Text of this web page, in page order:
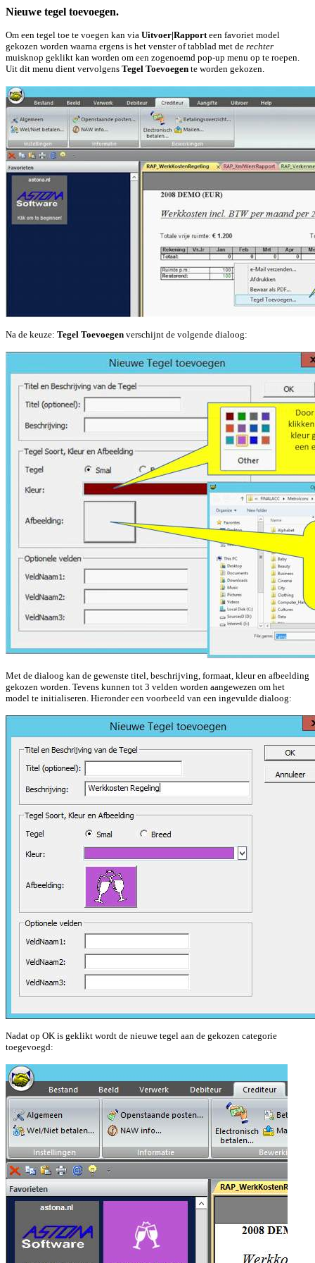
Nieuwe tegel toevoegen.
Om een tegel toe te voegen kan via Uitvoer|Rapporteen favoriet model
gekozen worden waarna ergens is het venster of tabblad met de rechter
muisknop geklikt kan worden om een zogenoemd pop-up menu op te roepen.
Uit dit menu dient vervolgens Tegel Toevoegen te worden gekozen.
Na de keuze: Tegel Toevoegen verschijnt de volgende dialoog:
Met de dialoog kan de gewenste titel, beschrijving, formaat, kleur en afbeelding
gekozen worden. Tevens kunnen tot 3 velden worden aangewezen om het
model te initialiseren. Hieronder een voorbeeld van een ingevulde dialoog:
Nadat op OK is geklikt wordt de nieuwe tegel aan de gekozen categorie
toegevoegd: